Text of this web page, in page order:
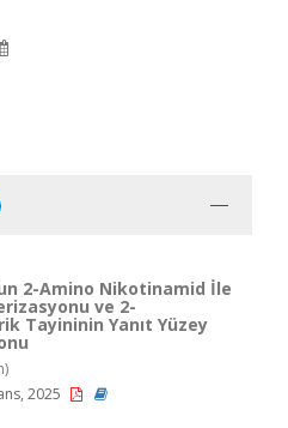
2-Amino Nikotinamid İle
ve 2-
Tayininin Yanıt Yüzey
2025